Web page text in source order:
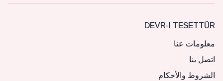
DEVR-I TESETTÜR
معلومات عنا
اتصل بنا
الشروط والأحكام